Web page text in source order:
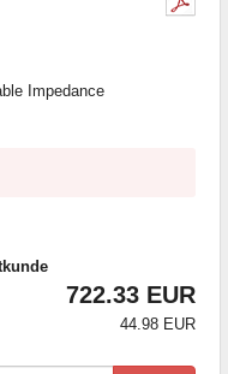
Impedance
722.33 EUR
44.98 EUR